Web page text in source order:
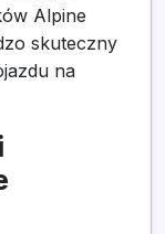
Alpine
skuteczny
na